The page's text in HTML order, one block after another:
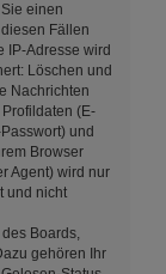
einen
Fällen
IP-Adresse wird
Löschen und
Nachrichten
(E-
und
Browser
Agent) wird nur
und nicht
Boards,
gehören Ihr